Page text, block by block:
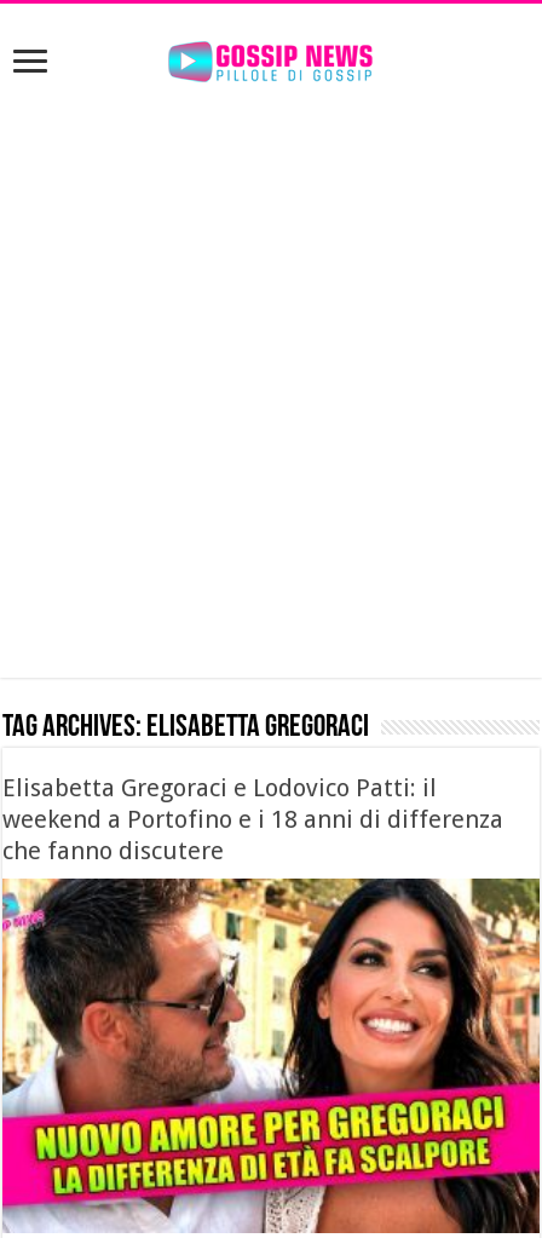
Tag Archives: elisabetta gregoraci
Elisabetta Gregoraci e Lodovico Patti: il
weekend a Portofino e i 18 anni di differenza
che fanno discutere